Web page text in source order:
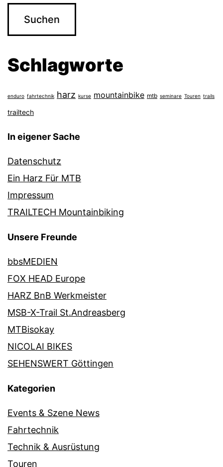
Schlagworte
enduro fahrtechnik harz kurse mountainbike mtb seminare Touren trails
trailtech
In eigener Sache
Datenschutz
Ein Harz Für MTB
Impressum
TRAILTECH Mountainbiking
Unsere Freunde
bbsMEDIEN
FOX HEAD Europe
HARZ BnB Werkmeister
MSB-X-Trail St.Andreasberg
MTBisokay
NICOLAI BIKES
SEHENSWERT Göttingen
Kategorien
Events & Szene News
Fahrtechnik
Technik & Ausrüstung
Touren